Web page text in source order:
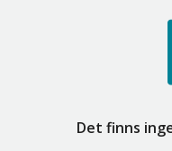
Det finns